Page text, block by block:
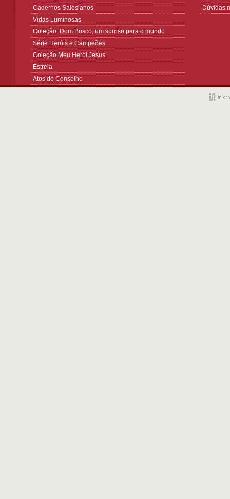
Cadernos Salesianos
Vidas Luminosas
Coleção: Dom Bosco, um sorriso para o mundo
Série Heróis e Campeões
Coleção Meu Herói Jesus
Estreia
Atos do Conselho
Dúvidas